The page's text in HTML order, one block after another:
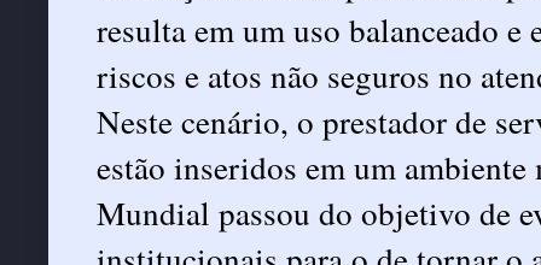
resulta em um uso balanceado
riscos e atos não seguros no
Neste cenário, o prestador de
estão inseridos em um ambiente
Mundial passou do objetivo de